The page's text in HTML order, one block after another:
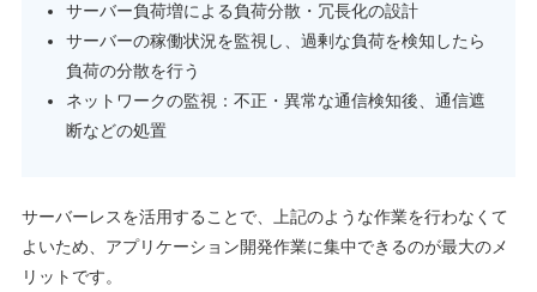
サーバー負荷増による負荷分散・冗長化の設計
サーバーの稼働状況を監視し、過剰な負荷を検知したら
負荷の分散を行う
ネットワークの監視：不正・異常な通信検知後、通信遮
断などの処置
サーバーレスを活用することで、上記のような作業を行わなくて
よいため、アプリケーション開発作業に集中できるのが最大のメ
リットです。